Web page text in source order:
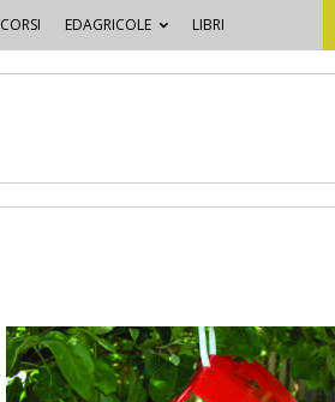
CORSI EDAGRICOLE LIBRI